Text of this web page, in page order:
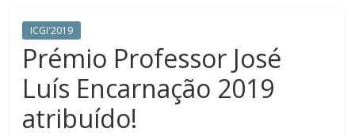
ICGI'2019
Prémio Professor José
Luís Encarnação 2019
atribuído!